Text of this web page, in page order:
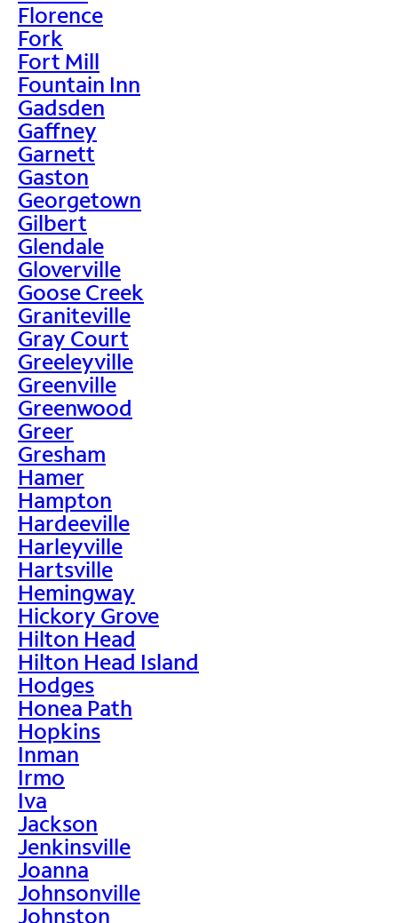
Florence
Fork
Fort Mill
Fountain Inn
Gadsden
Gaffney
Garnett
Gaston
Georgetown
Gilbert
Glendale
Gloverville
Goose Creek
Graniteville
Gray Court
Greeleyville
Greenville
Greenwood
Greer
Gresham
Hamer
Hampton
Hardeeville
Harleyville
Hartsville
Hemingway
Hickory Grove
Hilton Head
Hilton Head Island
Hodges
Honea Path
Hopkins
Inman
Irmo
Iva
Jackson
Jenkinsville
Joanna
Johnsonville
Johnston